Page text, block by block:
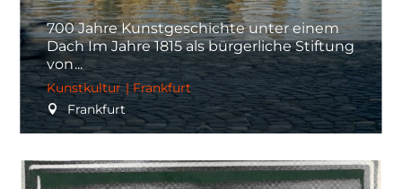
700 Jahre Kunstgeschichte unter einem
Dach Im Jahre 1815 als bürgerliche Stiftung
von
Kunstkultur |Frankfurt
Frankfurt